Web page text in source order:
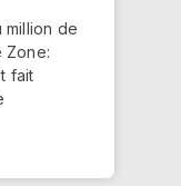
million de
Zone:
fait